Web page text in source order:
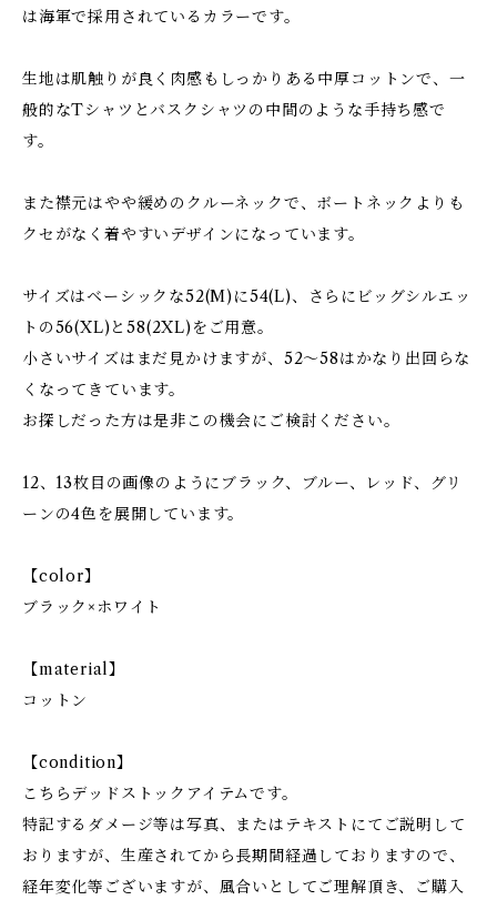
は海軍で採用されているカラーです。
生地は肌触りが良く肉感もしっかりある中厚コットンで、一
般的なTシャツとバスクシャツの中間のような手持ち感で
す。
また襟元はやや緩めのクルーネックで、ボートネックよりも
クセがなく着やすいデザインになっています。
サイズはベーシックな52(M)に54(L)、さらにビッグシルエッ
トの56(XL)と58(2XL)をご用意。
小さいサイズはまだ見かけますが、52〜58はかなり出回らな
くなってきています。
お探しだった方は是非この機会にご検討ください。
12、13枚目の画像のようにブラック、ブルー、レッド、グリ
ーンの4色を展開しています。
【color】
ブラック×ホワイト
【material】
コットン
【condition】
こちらデッドストックアイテムです。
特記するダメージ等は写真、またはテキストにてご説明して
おりますが、生産されてから長期間経過しておりますので、
経年変化等ございますが、風合いとしてご理解頂き、ご購入